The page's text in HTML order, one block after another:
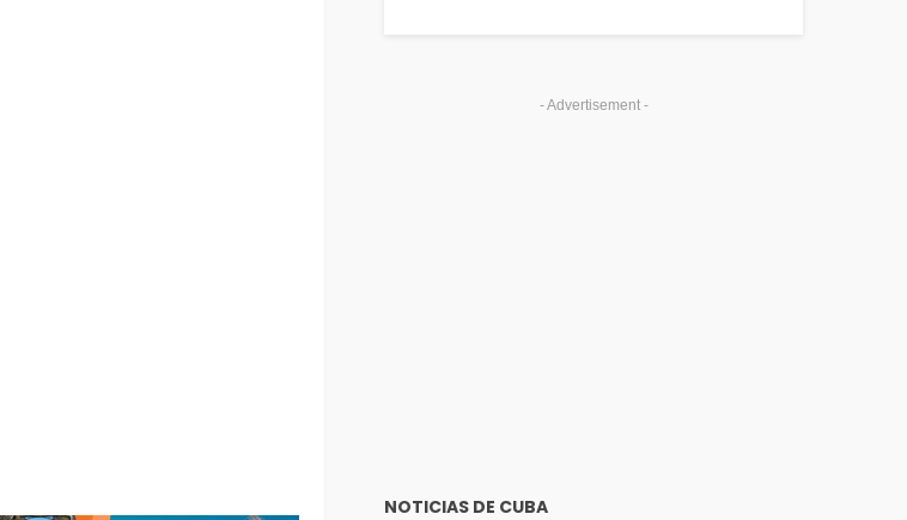
- Advertisement -
NOTICIAS DE CUBA